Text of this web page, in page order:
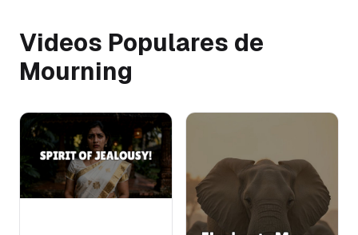
Videos Populares de
Mourning